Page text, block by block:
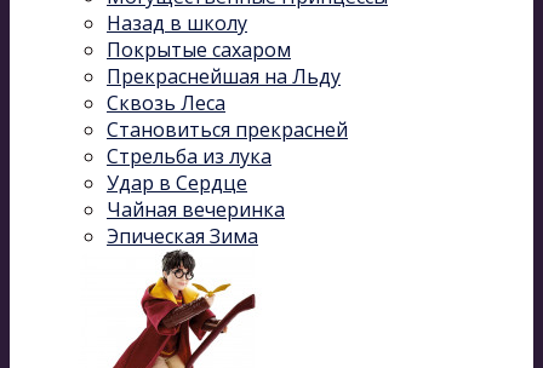
Назад в школу
Покрытые сахаром
Прекраснейшая на Льду
Сквозь Леса
Становиться прекрасней
Стрельба из лука
Удар в Сердце
Чайная вечеринка
Эпическая Зима